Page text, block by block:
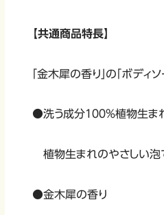
【共通商品特長】
「金木犀の香り」の「ボディ
●洗う成分１００％植物生ま
植物生まれのやさしい泡
●金木犀の香り